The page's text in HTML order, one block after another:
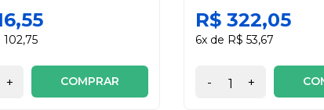
+ COMPRAR
R$ 322,05
6x de R$ 53,67
- +